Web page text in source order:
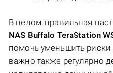
В целом, правильная
NAS Buffalo TeraStation
помочь уменьшить риски
важно также регулярно